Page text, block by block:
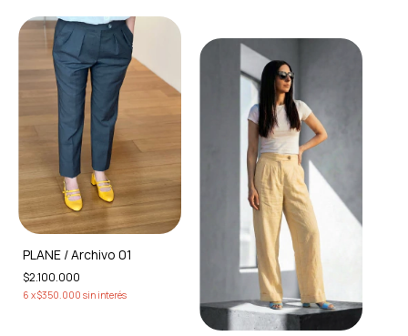
PLANE / Archivo 01
$2.100.000
6 x$350.000 sin interés